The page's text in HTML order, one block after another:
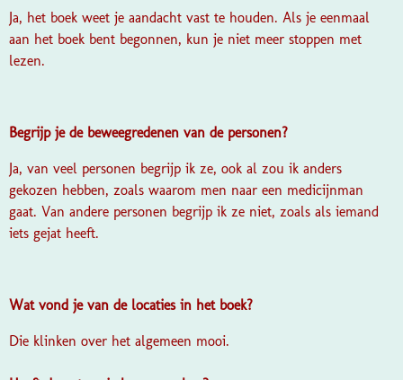
Ja, het boek weet je aandacht vast te houden. Als je eenmaal
aan het boek bent begonnen, kun je niet meer stoppen met
lezen.
Begrijp je de beweegredenen van de personen?
Ja, van veel personen begrijp ik ze, ook al zou ik anders
gekozen hebben, zoals waarom men naar een medicijnman
gaat. Van andere personen begrijp ik ze niet, zoals als iemand
iets gejat heeft.
Wat vond je van de locaties in het boek?
Die klinken over het algemeen mooi.